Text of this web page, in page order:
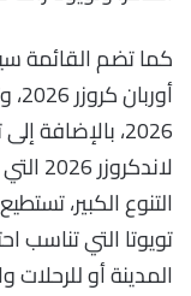
التنوع الكبير،
تويوتا التي تناسب
المدينة أو